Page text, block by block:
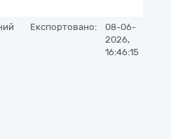
Експортовано:
08-06-
2026,
16:46:15